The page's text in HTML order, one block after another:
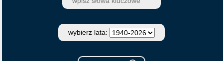
wybierz lata: